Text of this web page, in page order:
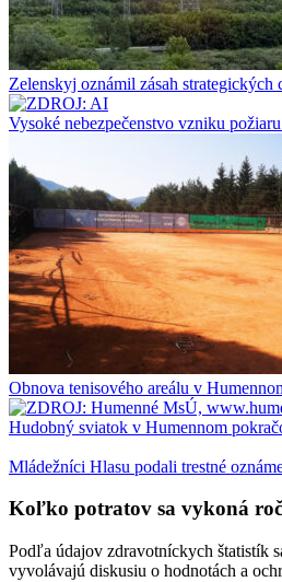
Zelenskyj oznámil zásah
Vysoké nebezpečenstvo vzniku
Obnova tenisového areálu v
Hudobný sviatok v Humennom
Mládežníci Hlasu podali trestné
Koľko potratov sa vykoná
Podľa údajov zdravotníckych štatistík
vyvolávajú diskusiu o hodnotách a